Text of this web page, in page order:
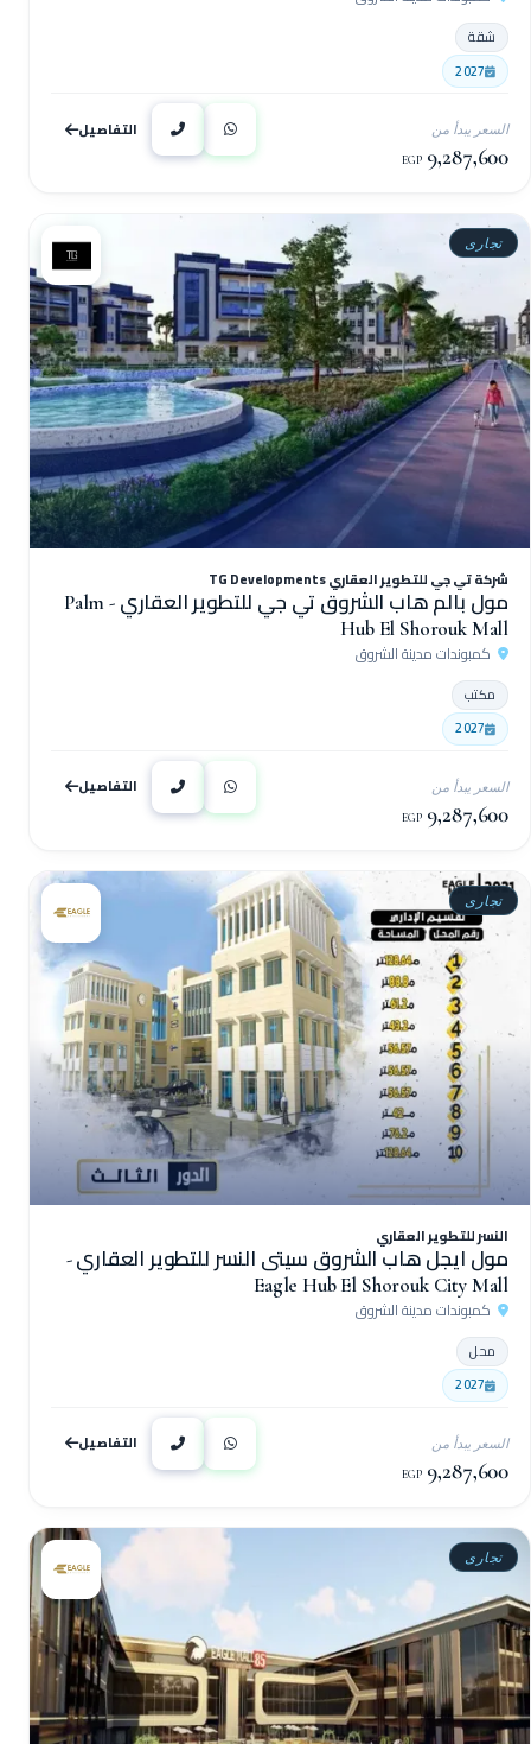
شقة
2027
السعر يبدأ من
9,287,600
EGP
التفاصيل
تجارى
شركة تي جي للتطوير العقاري TG Developments
مول بالم هاب الشروق تي جي للتطوير العقاري - Palm
Hub El Shorouk Mall
كمبوندات مدينة الشروق
مكتب
2027
السعر يبدأ من
9,287,600
EGP
التفاصيل
تجارى
النسر للتطوير العقاري
مول ايجل هاب الشروق سيتى النسر للتطوير العقاري -
Eagle Hub El Shorouk City Mall
كمبوندات مدينة الشروق
محل
2027
السعر يبدأ من
9,287,600
EGP
التفاصيل
تجارى